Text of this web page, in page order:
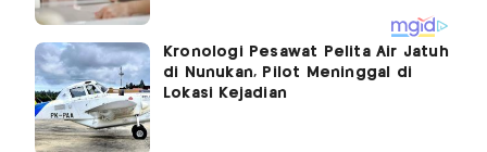
Kronologi Pesawat Pelita Air Jatuh
di Nunukan, Pilot Meninggal di
Lokasi Kejadian